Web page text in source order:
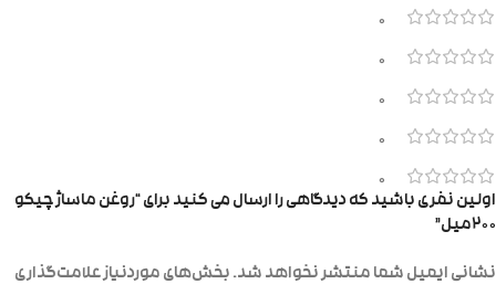
0
0
0
0
0
اولین نفری باشید که دیدگاهی را ارسال می کنید برای “روغن ماساژ چیکو
۲۰۰میل”
نشانی ایمیل شما منتشر نخواهد شد.بخش‌های موردنیاز علامت‌گذاری